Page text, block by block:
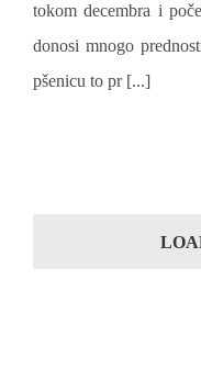
tokom decembra i
donosi mnogo
pšenicu to pr [...]